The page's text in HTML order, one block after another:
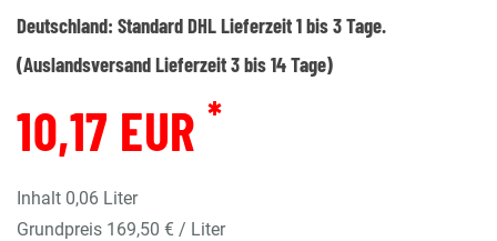
Deutschland: Standard DHL Lieferzeit 1 bis 3 Tage.
(Auslandsversand Lieferzeit 3 bis 14 Tage)
10,17 EUR *
Inhalt 0,06 Liter
Grundpreis 169,50 € / Liter